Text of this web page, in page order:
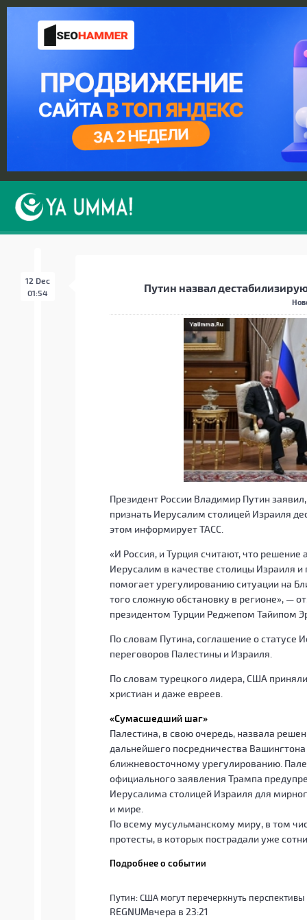
12 Dec
01:54
Путин назвал
Президент России Владимир Путин
признать Иерусалим столицей Израиля
этом информирует ТАСС.
«И Россия, и Турция считают, что
Иерусалим в качестве столицы Израиля и
помогает урегулированию ситуации на
того сложную обстановку в регионе», —
президентом Турции Реджепом Тайипом
По словам Путина, соглашение о
переговоров Палестины и Израиля.
По словам турецкого лидера, США
христиан и даже евреев.
«Сумасшедший шаг»
Палестина, в свою очередь, назвала
дальнейшего посредничества
ближневосточному урегулированию.
официального заявления Трампа
Иерусалима столицей Израиля для
и мире.
По всему мусульманскому миру, в том
протесты, в которых пострадали уже
Подробнее о событии
Путин: США могут перечеркнуть
REGNUMвчера в 23:21